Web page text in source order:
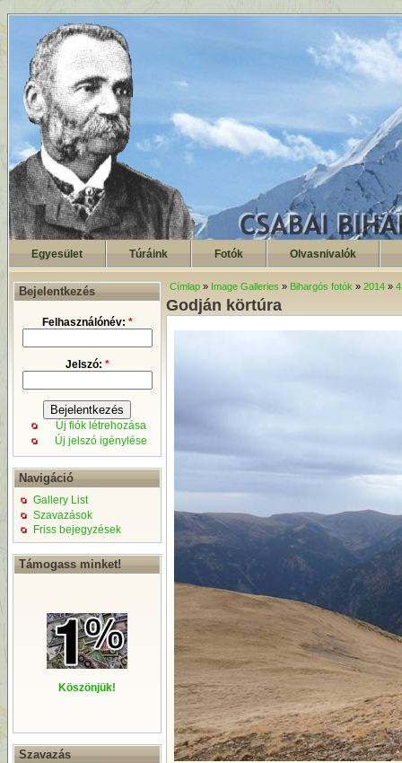
Egyesület Túráink Fotók Olvasnivalók
Bejelentkezés
Felhasználónév: *
Jelszó: *
Új fiók létrehozása
Új jelszó igénylése
Navigáció
Gallery List
Szavazások
Friss bejegyzések
Támogass minket!
Köszönjük!
Szavazás
Címlap » Image Galleries » Bihargós fotók » 2014 »
Godján körtúra